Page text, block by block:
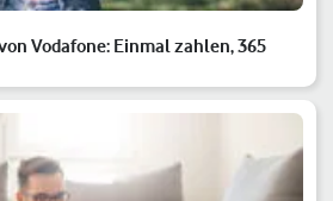
Vodafone: Einmal zahlen, 365